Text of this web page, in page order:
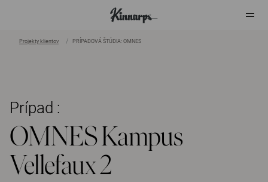
Projekty klientov PRÍPADOVÁ ŠTÚDIA: OMNES
Prípad :
OMNES Kampus
Vellefaux 2